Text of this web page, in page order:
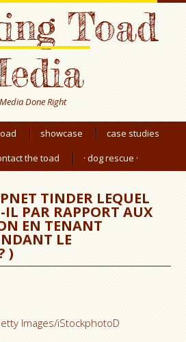
Toad
Media Done Right
showcase
case studies
the toad · dog rescue ·
TINDER LEQUEL
IL PAR RAPPORT AUX
EN TENANT
LE
)
Images/iStockphotoD